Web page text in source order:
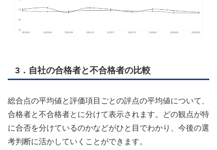
3．自社の合格者と不合格者の比較
総合点の平均値と評価項目ごとの評点の平均値について、
合格者と不合格者とに分けて表示されます。どの観点が特
に合否を分けているのかなどがひと目でわかり、今後の選
考判断に活かしていくことができます。